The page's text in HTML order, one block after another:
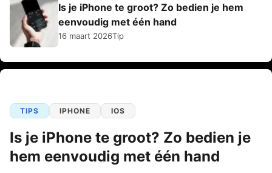
Is je iPhone te groot? Zo bedien je hem
eenvoudig met één hand
16 maart 2026Tip
TIPS IPHONE IOS
Is je iPhone te groot? Zo bedien je
hem eenvoudig met één hand